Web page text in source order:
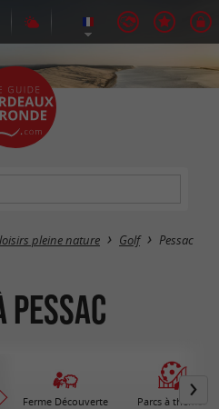
pleine nature Golf Pessac
Pessac
Ferme Découverte Parcs à thèmes